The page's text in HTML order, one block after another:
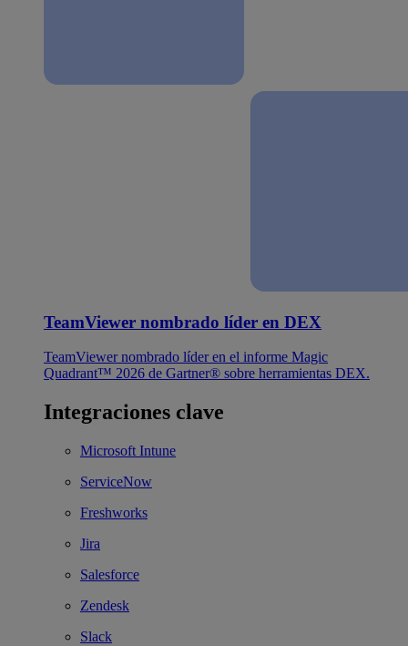
TeamViewer nombrado líder en DEX
TeamViewer nombrado líder en el informe Magic
Quadrant™ 2026 de Gartner® sobre herramientas DEX.
Integraciones clave
Microsoft Intune
ServiceNow
Freshworks
Jira
Salesforce
Zendesk
Slack